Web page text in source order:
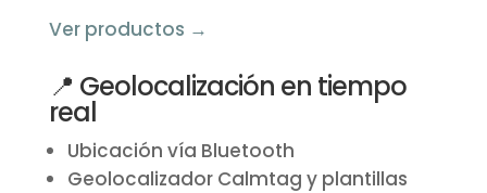
Ver productos →
📍 Geolocalización en tiempo
real
Ubicación vía Bluetooth
Geolocalizador Calmtag y plantillas